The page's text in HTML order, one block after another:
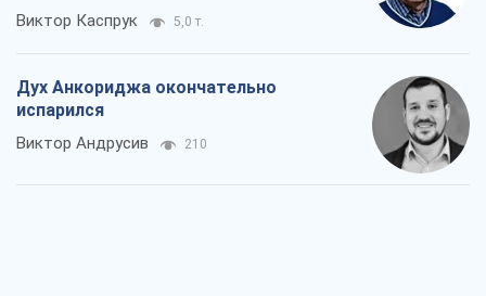
Виктор Каспрук 5,0 т.
Дух Анкориджа окончательно
испарился
Виктор Андрусив 210